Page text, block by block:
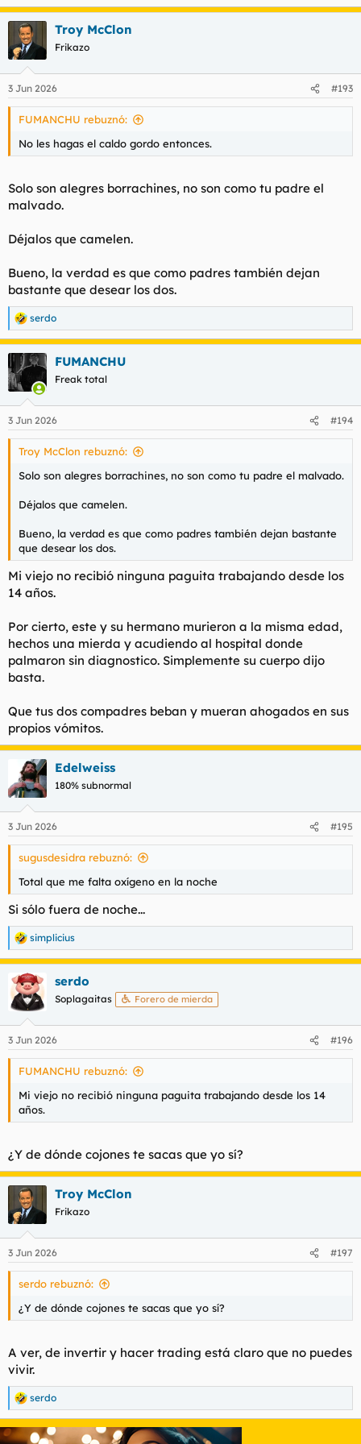
Troy McClon
Frikazo
3 Jun 2026 #193
FUMANCHU rebuznó:
No les hagas el caldo gordo entonces.
Solo son alegres borrachines, no son como tu padre el
malvado.
Déjalos que camelen.
Bueno, la verdad es que como padres también dejan
bastante que desear los dos.
R
e
a
c
c
i
e
s
serdo
FUMANCHU
Freak total
3 Jun 2026 #194
Troy McClon rebuznó:
Solo son alegres borrachines, no son como tu padre el malvado.
Déjalos que camelen.
Bueno, la verdad es que como padres también dejan bastante
que desear los dos.
Mi viejo no recibió ninguna paguita trabajando desde los
14 años.
Por cierto, este y su hermano murieron a la misma edad,
hechos una mierda y acudiendo al hospital donde
palmaron sin diagnostico. Simplemente su cuerpo dijo
basta.
Que tus dos compadres beban y mueran ahogados en sus
propios vómitos.
Edelweiss
180% subnormal
3 Jun 2026 #195
sugusdesidra rebuznó:
Total que me falta oxígeno en la noche
Si sólo fuera de noche...
R
e
a
c
c
i
e
s
simplicius
serdo
Soplagaitas Forero de mierda
3 Jun 2026 #196
FUMANCHU rebuznó:
Mi viejo no recibió ninguna paguita trabajando desde los 14
años.
¿Y de dónde cojones te sacas que yo sí?
Troy McClon
Frikazo
3 Jun 2026 #197
serdo rebuznó:
¿Y de dónde cojones te sacas que yo sí?
A ver, de invertir y hacer trading está claro que no puedes
vivir.
R
e
a
c
serdo